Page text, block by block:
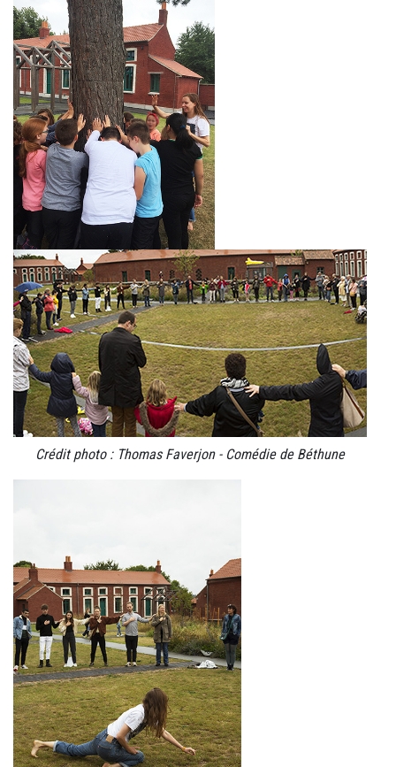
Crédit photo : Thomas Faverjon - Comédie de Béthune